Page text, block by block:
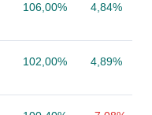
106,00% 4,84%
102,00% 4,89%